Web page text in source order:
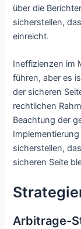
über die
sicherstellen,
einreicht.
Ineffizienzen im
führen, aber es
der sicheren
rechtlichen
Beachtung der
sicherstellen,
sicheren Seite
Arbitrage-